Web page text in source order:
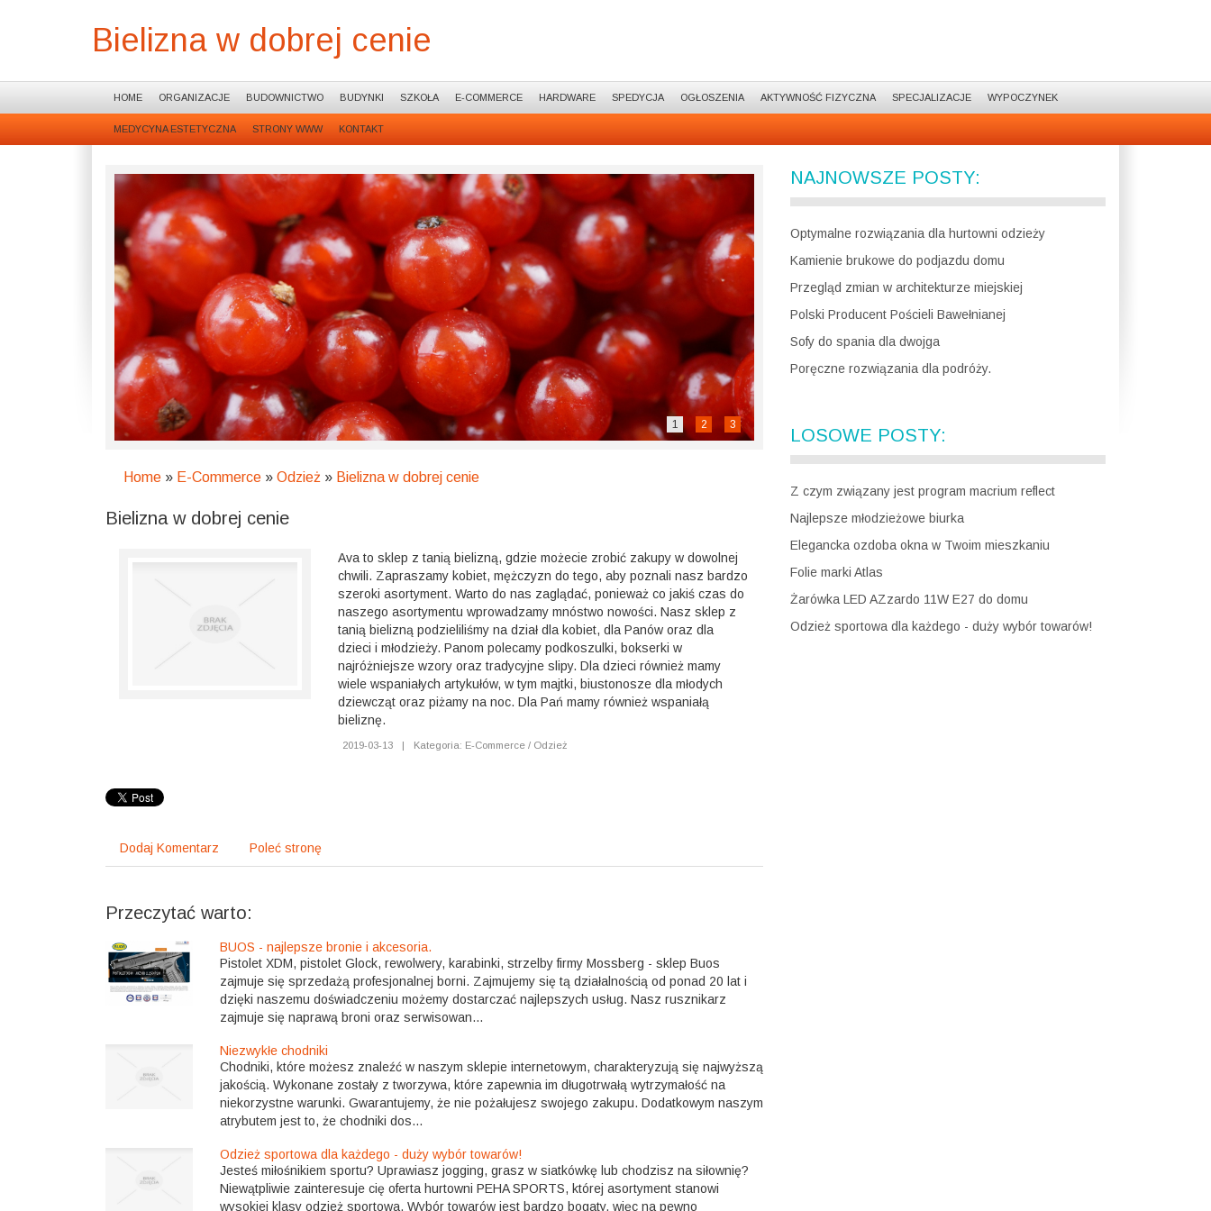
Bielizna w dobrej cenie
HOME ORGANIZACJE BUDOWNICTWO BUDYNKI SZKOŁA E-COMMERCE HARDWARE SPEDYCJA OGŁOSZENIA AKTYWNOŚĆ FIZYCZNA SPECJALIZACJE WYPOCZYNEK
MEDYCYNA ESTETYCZNA STRONY WWW KONTAKT
1 2 3
Home » E-Commerce » Odzież » Bielizna w dobrej cenie
Bielizna w dobrej cenie
Ava to sklep z tanią bielizną, gdzie możecie zrobić zakupy w dowolnej
chwili. Zapraszamy kobiet, mężczyzn do tego, aby poznali nasz bardzo
szeroki asortyment. Warto do nas zaglądać, ponieważ co jakiś czas do
naszego asortymentu wprowadzamy mnóstwo nowości. Nasz sklep z
tanią bielizną podzieliliśmy na dział dla kobiet, dla Panów oraz dla
dzieci i młodzieży. Panom polecamy podkoszulki, bokserki w
najróżniejsze wzory oraz tradycyjne slipy. Dla dzieci również mamy
wiele wspaniałych artykułów, w tym majtki, biustonosze dla młodych
dziewcząt oraz piżamy na noc. Dla Pań mamy również wspaniałą
bieliznę.
2019-03-13 | Kategoria: E-Commerce / Odzież
Dodaj Komentarz Poleć stronę
Przeczytać warto:
BUOS - najlepsze bronie i akcesoria.
Pistolet XDM, pistolet Glock, rewolwery, karabinki, strzelby firmy Mossberg - sklep Buos
zajmuje się sprzedażą profesjonalnej borni. Zajmujemy się tą działalnością od ponad 20 lat i
dzięki naszemu doświadczeniu możemy dostarczać najlepszych usług. Nasz rusznikarz
zajmuje się naprawą broni oraz serwisowan...
Niezwykłe chodniki
Chodniki, które możesz znaleźć w naszym sklepie internetowym, charakteryzują się najwyższą
jakością. Wykonane zostały z tworzywa, które zapewnia im długotrwałą wytrzymałość na
niekorzystne warunki. Gwarantujemy, że nie pożałujesz swojego zakupu. Dodatkowym naszym
atrybutem jest to, że chodniki dos...
Odzież sportowa dla każdego - duży wybór towarów!
Jesteś miłośnikiem sportu? Uprawiasz jogging, grasz w siatkówkę lub chodzisz na siłownię?
Niewątpliwie zainteresuje cię oferta hurtowni PEHA SPORTS, której asortyment stanowi
wysokiej klasy odzież sportowa. Wybór towarów jest bardzo bogaty, więc na pewno
NAJNOWSZE POSTY:
Optymalne rozwiązania dla hurtowni odzieży
Kamienie brukowe do podjazdu domu
Przegląd zmian w architekturze miejskiej
Polski Producent Pościeli Bawełnianej
Sofy do spania dla dwojga
Poręczne rozwiązania dla podróży.
LOSOWE POSTY:
Z czym związany jest program macrium reflect
Najlepsze młodzieżowe biurka
Elegancka ozdoba okna w Twoim mieszkaniu
Folie marki Atlas
Żarówka LED AZzardo 11W E27 do domu
Odzież sportowa dla każdego - duży wybór towarów!